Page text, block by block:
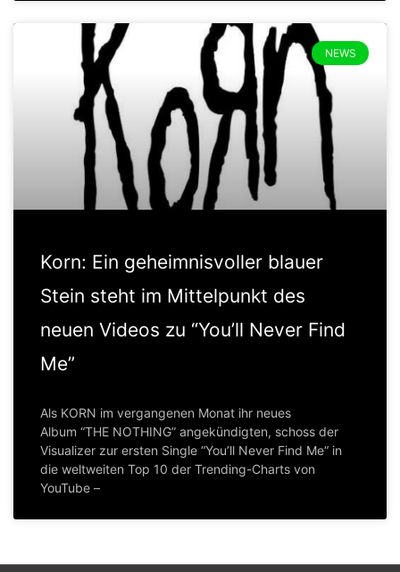
NEWS
Korn: Ein geheimnisvoller blauer
Stein steht im Mittelpunkt des
neuen Videos zu “You’ll Never Find
Me”
Als KORN im vergangenen Monat ihr neues
Album “THE NOTHING” angekündigten, schoss der
Visualizer zur ersten Single “You’ll Never Find Me“ in
die weltweiten Top 10 der Trending-Charts von
YouTube –